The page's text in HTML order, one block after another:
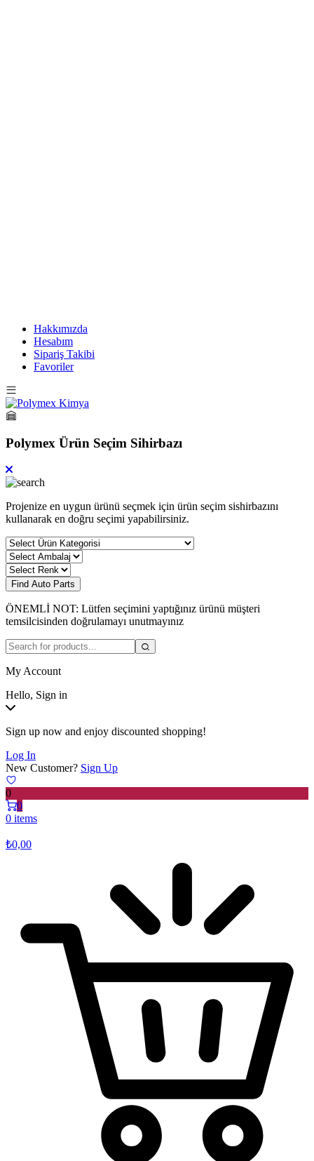
Hakkımızda
Hesabım
Sipariş Takibi
Favoriler
Polymex Ürün Seçim Sihirbazı
Projenize en uygun ürünü seçmek için ürün seçim sishirbazını
kullanarak en doğru seçimi yapabilirsiniz.
Find Auto Parts
ÖNEMLİ NOT: Lütfen seçimini yaptığınız ürünü müşteri
temsilcisinden doğrulamayı unutmayınız
My Account
Hello, Sign in
Sign up now and enjoy discounted shopping!
Log In
New Customer? Sign Up
0
0
0 items
₺0,00